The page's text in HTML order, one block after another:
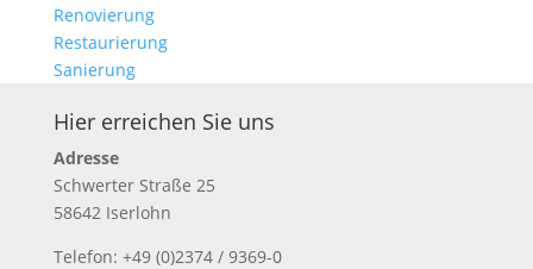
Renovierung
Restaurierung
Sanierung
Hier erreichen Sie uns
Adresse
Schwerter Straße 25
58642 Iserlohn
Telefon: +49 (0)2374 / 9369-0